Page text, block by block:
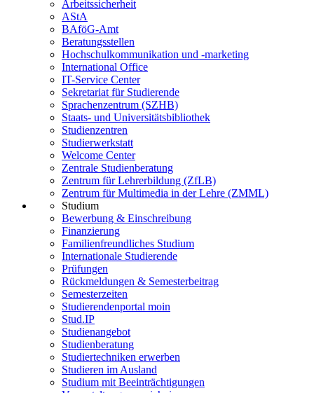
Arbeitssicherheit
AStA
BAföG-Amt
Beratungsstellen
Hochschulkommunikation und -marketing
International Office
IT-Service Center
Sekretariat für Studierende
Sprachenzentrum (SZHB)
Staats- und Universitätsbibliothek
Studienzentren
Studierwerkstatt
Welcome Center
Zentrale Studienberatung
Zentrum für Lehrerbildung (ZfLB)
Zentrum für Multimedia in der Lehre (ZMML)
Studium
Bewerbung & Einschreibung
Finanzierung
Familienfreundliches Studium
Internationale Studierende
Prüfungen
Rückmeldungen & Semesterbeitrag
Semesterzeiten
Studierendenportal moin
Stud.IP
Studienangebot
Studienberatung
Studiertechniken erwerben
Studieren im Ausland
Studium mit Beeinträchtigungen